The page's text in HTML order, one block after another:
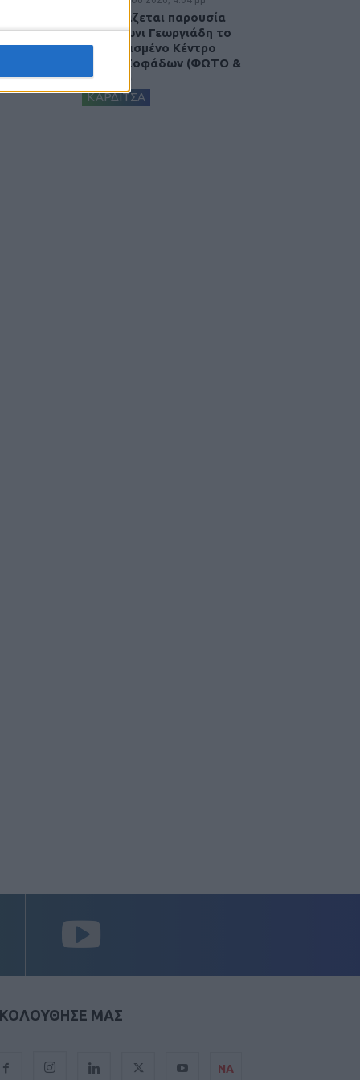
Εγκαινιάζεται παρουσία
του Άδωνι Γεωργιάδη το
ανακαινισμένο Κέντρο
Υγείας Σοφάδων (ΦΩΤΟ &
ΒΙΝΤΕΟ)
ΚΑΡΔΙΤΣΑ
ΜΑΣ
ΝΑ